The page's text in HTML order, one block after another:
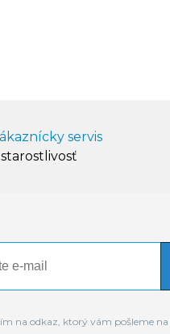
servis
na odkaz, ktorý vám pošleme na